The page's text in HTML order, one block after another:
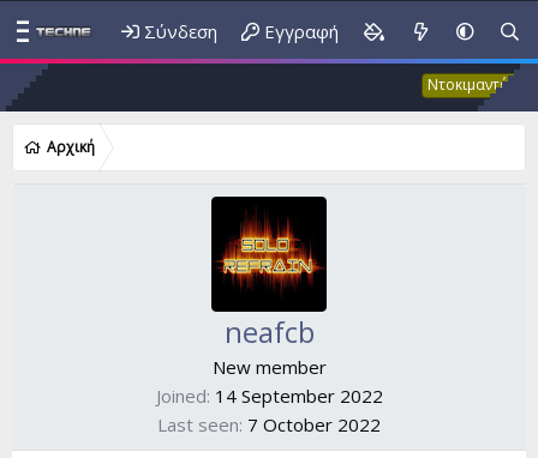
Σύνδεση Εγγραφή
Ντοκιμαντέρ
Αρχική
neafcb
New member
Joined 14 September 2022
Last seen 7 October 2022